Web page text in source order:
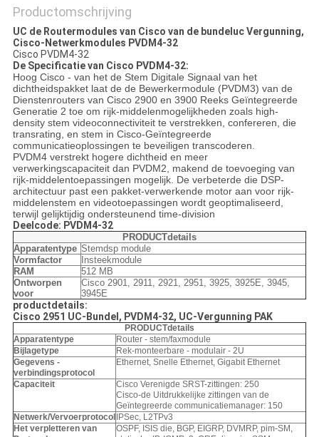
Productomschrijving
UC de Routermodules van Cisco van de bundeluc Vergunning,
Cisco-Netwerkmodules PVDM4-32
Cisco PVDM4-32
De Specificatie van Cisco PVDM4-32:
Hoog Cisco - van het de Stem Digitale Signaal van het
dichtheidspakket laat de de Bewerkermodule (PVDM3) van de
Dienstenrouters van Cisco 2900 en 3900 Reeks Geïntegreerde
Generatie 2 toe om rijk-middelenmogelijkheden zoals high-
density stem videoconnectiviteit te verstrekken, confereren, die
transrating, en stem in Cisco-Geïntegreerde
communicatieoplossingen te beveiligen transcoderen.
PVDM4 verstrekt hogere dichtheid en meer
verwerkingscapaciteit dan PVDM2, makend de toevoeging van
rijk-middelentoepassingen mogelijk. De verbeterde die DSP-
architectuur past een pakket-verwerkende motor aan voor rijk-
middelenstem en videotoepassingen wordt geoptimaliseerd,
terwijl gelijktijdig ondersteunend time-division
Deelcode: PVDM4-32
PRODUCTdetails
Apparatentype Stemdsp module
Vormfactor
Insteekmodule
RAM
512 MB
Ontworpen
voor
Cisco 2901, 2911, 2921, 2951, 3925, 3925E, 3945,
3945E
productdetails:
Cisco 2951 UC-Bundel, PVDM4-32, UC-Vergunning PAK
PRODUCTdetails
Apparatentype
Router - stem/faxmodule
Bijlagetype
Rek-monteerbare - modulair - 2U
Gegevens -
verbindingsprotocol
Ethernet, Snelle Ethernet, Gigabit Ethernet
Capaciteit
Cisco Verenigde SRST-zittingen: 250
Cisco-de Uitdrukkelijke zittingen van de
Geïntegreerde communicatiemanager: 150
Netwerk/Vervoerprotocol
IPSec, L2TPv3
Het verpletteren van
OSPF, ISIS die, BGP, EIGRP, DVMRP, pim-SM,